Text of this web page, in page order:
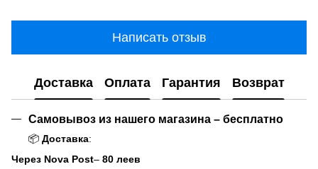
Написать отзыв
Доставка Оплата Гарантия Возврат
Самовывоз из нашего магазина – бесплатно
📦 Доставка:
Через Nova Post– 80 леев